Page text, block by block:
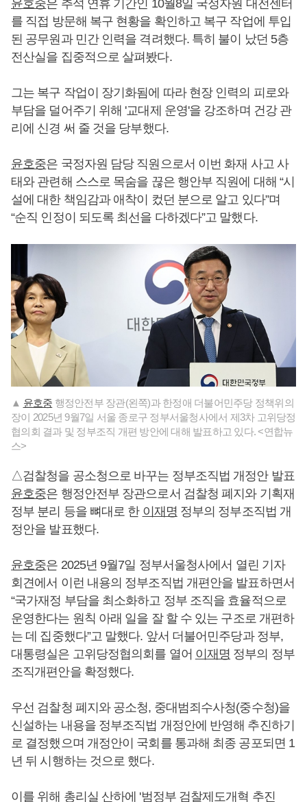
윤호중은 추석 연휴 기간인 10월8일 국정자원 대전센터
를 직접 방문해 복구 현황을 확인하고 복구 작업에 투입
된 공무원과 민간 인력을 격려했다. 특히 불이 났던 5층
전산실을 집중적으로 살펴봤다.
그는 복구 작업이 장기화됨에 따라 현장 인력의 피로와
부담을 덜어주기 위해 '교대제 운영'을 강조하며 건강 관
리에 신경 써 줄 것을 당부했다.
윤호중은 국정자원 담당 직원으로서 이번 화재 사고 사
태와 관련해 스스로 목숨을 끊은 행안부 직원에 대해 “시
설에 대한 책임감과 애착이 컸던 분으로 알고 있다”며
“순직 인정이 되도록 최선을 다하겠다”고 말했다.
▲ 윤호중 행정안전부 장관(왼쪽)과 한정애 더불어민주당 정책위의
장이 2025년 9월7일 서울 종로구 정부서울청사에서 제3차 고위당정
협의회 결과 및 정부조직 개편 방안에 대해 발표하고 있다. <연합뉴
스>
△검찰청을 공소청으로 바꾸는 정부조직법 개정안 발표
윤호중은 행정안전부 장관으로서 검찰청 폐지와 기획재
정부 분리 등을 뼈대로 한 이재명 정부의 정부조직법 개
정안을 발표했다.
윤호중은 2025년 9월7일 정부서울청사에서 열린 기자
회견에서 이런 내용의 정부조직법 개편안을 발표하면서
“국가재정 부담을 최소화하고 정부 조직을 효율적으로
운영한다는 원칙 아래 일을 잘 할 수 있는 구조로 개편하
는 데 집중했다”고 말했다. 앞서 더불어민주당과 정부,
대통령실은 고위당정협의회를 열어 이재명 정부의 정부
조직개편안을 확정했다.
우선 검찰청 폐지와 공소청, 중대범죄수사청(중수청)을
신설하는 내용을 정부조직법 개정안에 반영해 추진하기
로 결정했으며 개정안이 국회를 통과해 최종 공포되면 1
년 뒤 시행하는 것으로 했다.
이를 위해 총리실 산하에 '범정부 검찰제도개혁 추진